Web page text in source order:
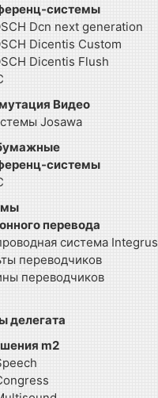
системы
Dcn next generation
Dicentis Custom
Dicentis Flush
Видео
Josawa
системы
перевода
система Integrus
переводчиков
переводчиков
делегата
m2